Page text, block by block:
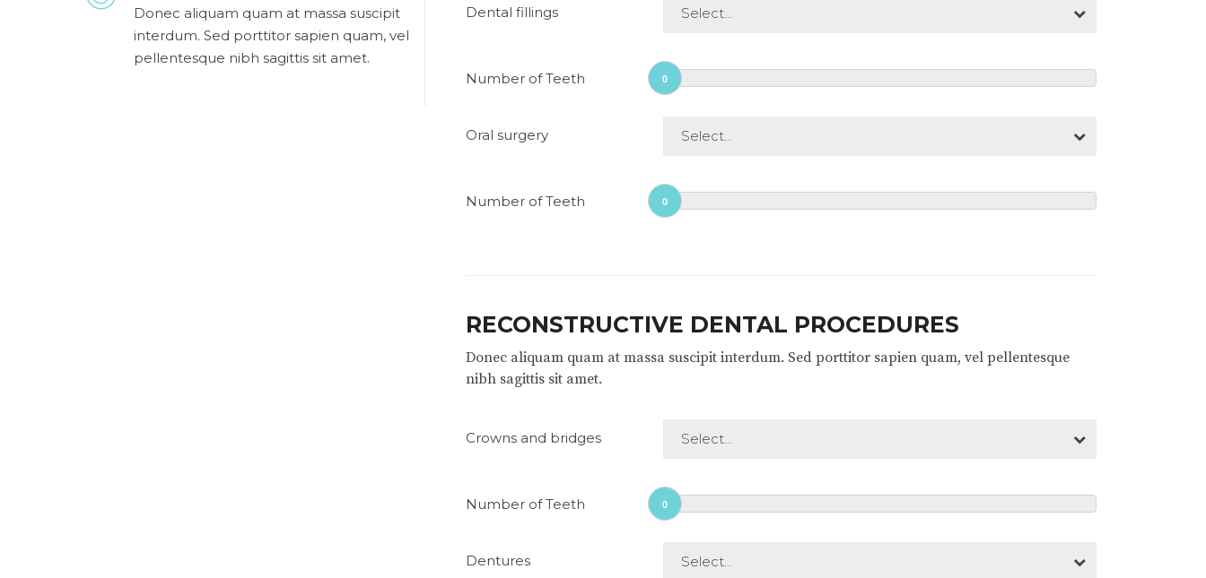
Donec aliquam quam at massa suscipit
interdum. Sed porttitor sapien quam, vel
pellentesque nibh sagittis sit amet.
Dental fillings Select...
Number of Teeth 0
Oral surgery Select...
Number of Teeth 0
RECONSTRUCTIVE DENTAL PROCEDURES
Donec aliquam quam at massa suscipit interdum. Sed porttitor sapien quam, vel pellentesque
nibh sagittis sit amet.
Crowns and bridges Select...
Number of Teeth 0
Dentures Select...